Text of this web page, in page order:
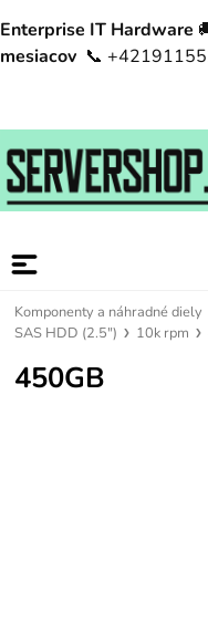
Enterprise IT Hardware
mesiacov 📞
Komponenty a náhradné diely
SAS HDD (2.5")
10k rpm
450GB